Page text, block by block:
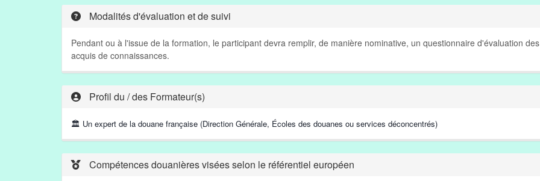
Modalités d'évaluation et de suivi
Pendant ou à l'issue de la formation, le participant devra remplir, de manière nominative, un questionnaire d'évaluation des
acquis de connaissances.
Profil du / des Formateur(s)
🏛 Un expert de la douane française (Direction Générale, Écoles des douanes ou services déconcentrés)
Compétences douanières visées selon le référentiel européen